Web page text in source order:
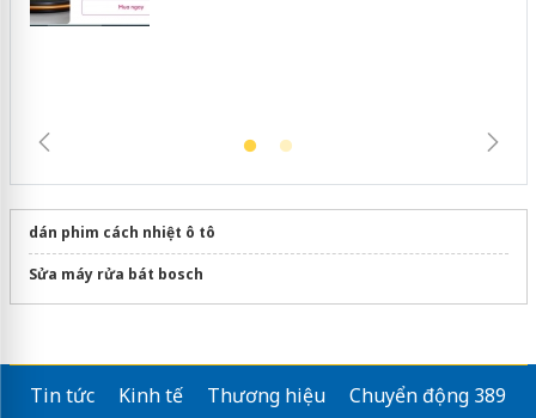
dán phim cách nhiệt ô tô
Sửa máy rửa bát bosch
Tin tức Kinh tế Thương hiệu
Chuyển động 389